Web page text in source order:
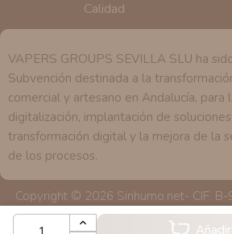
VAPERS GROUPS SEVILLA SLU ha
Subvención destinada a la
comercial y artesano en Andalucía,
digitalización, implantación de
transformación digital y la mejora de la
de los procesos.
Copyright © 2026 Sinhumo.net- CIF.
derechos